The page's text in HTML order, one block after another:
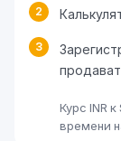
2
3
Курс INR
времени